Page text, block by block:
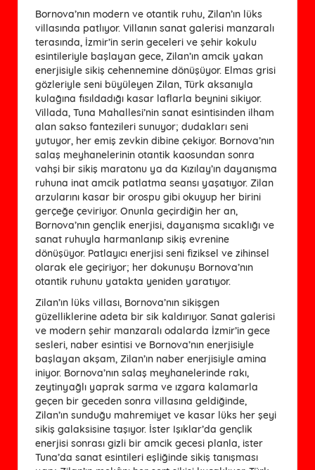
Bornova’nın modern ve otantik ruhu, Zilan’ın lüks
villasında patlıyor. Villanın sanat galerisi manzaralı
terasında, İzmir’in serin geceleri ve şehir kokulu
esintileriyle başlayan gece, Zilan’ın amcik yakan
enerjisiyle sikiş cehennemine dönüşüyor. Elmas grisi
gözleriyle seni büyüleyen Zilan, Türk aksanıyla
kulağına fısıldadığı kasar laflarla beynini sikiyor.
Villada, Tuna Mahallesi’nin sanat esintisinden ilham
alan sakso fantezileri sunuyor; dudakları seni
yutuyor, her emiş zevkin dibine çekiyor. Bornova’nın
salaş meyhanelerinin otantik kaosundan sonra
vahşi bir sikiş maratonu ya da Kızılay’ın dayanışma
ruhuna inat amcik patlatma seansı yaşatıyor. Zilan
arzularını kasar bir orospu gibi okuyup her birini
gerçeğe çeviriyor. Onunla geçirdiğin her an,
Bornova’nın gençlik enerjisi, dayanışma sıcaklığı ve
sanat ruhuyla harmanlanıp sikiş evrenine
dönüşüyor. Patlayıcı enerjisi seni fiziksel ve zihinsel
olarak ele geçiriyor; her dokunuşu Bornova’nın
otantik ruhunu yatakta yeniden yaratıyor.
Zilan’ın lüks villası, Bornova’nın sikişgen
güzelliklerine adeta bir sik kaldırıyor. Sanat galerisi
ve modern şehir manzaralı odalarda İzmir’in gece
sesleri, naber esintisi ve Bornova’nın enerjisiyle
başlayan akşam, Zilan’ın naber enerjisiyle amina
iniyor. Bornova’nın salaş meyhanelerinde rakı,
zeytinyağlı yaprak sarma ve ızgara kalamarla
geçen bir geceden sonra villasına geldiğinde,
Zilan’ın sunduğu mahremiyet ve kasar lüks her şeyi
sikiş galaksisine taşıyor. İster Işıklar’da gençlik
enerjisi sonrası gizli bir amcik gecesi planla, ister
Tuna’da sanat esintileri eşliğinde sikiş tanışması